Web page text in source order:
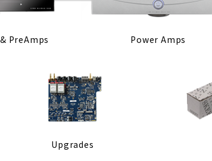
PreAmps Power Amps
Upgrades